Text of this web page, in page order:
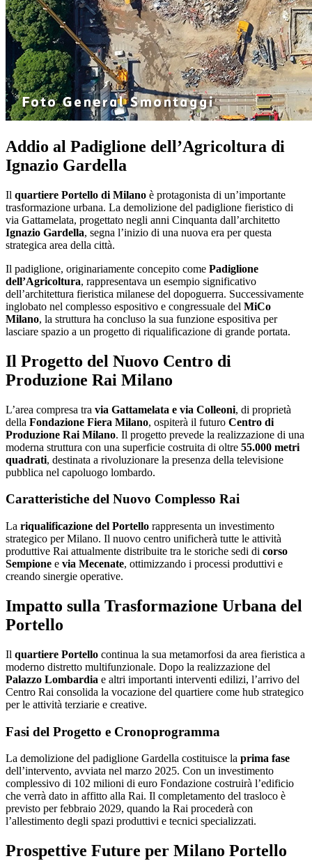
Addio al Padiglione dell’Agricoltura di
Ignazio Gardella
Il quartiere Portello di Milano è protagonista di un’importante
trasformazione urbana. La demolizione del padiglione fieristico di
via Gattamelata, progettato negli anni Cinquanta dall’architetto
Ignazio Gardella, segna l’inizio di una nuova era per questa
strategica area della città.
Il padiglione, originariamente concepito come Padiglione
dell’Agricoltura, rappresentava un esempio significativo
dell’architettura fieristica milanese del dopoguerra. Successivamente
inglobato nel complesso espositivo e congressuale del MiCo
Milano, la struttura ha concluso la sua funzione espositiva per
lasciare spazio a un progetto di riqualificazione di grande portata.
Il Progetto del Nuovo Centro di
Produzione Rai Milano
L’area compresa tra via Gattamelata e via Colleoni, di proprietà
della Fondazione Fiera Milano, ospiterà il futuro Centro di
Produzione Rai Milano. Il progetto prevede la realizzazione di una
moderna struttura con una superficie costruita di oltre 55.000 metri
quadrati, destinata a rivoluzionare la presenza della televisione
pubblica nel capoluogo lombardo.
Caratteristiche del Nuovo Complesso Rai
La riqualificazione del Portello rappresenta un investimento
strategico per Milano. Il nuovo centro unificherà tutte le attività
produttive Rai attualmente distribuite tra le storiche sedi di corso
Sempione e via Mecenate, ottimizzando i processi produttivi e
creando sinergie operative.
Impatto sulla Trasformazione Urbana del
Portello
Il quartiere Portello continua la sua metamorfosi da area fieristica a
moderno distretto multifunzionale. Dopo la realizzazione del
Palazzo Lombardia e altri importanti interventi edilizi, l’arrivo del
Centro Rai consolida la vocazione del quartiere come hub strategico
per le attività terziarie e creative.
Fasi del Progetto e Cronoprogramma
La demolizione del padiglione Gardella costituisce la prima fase
dell’intervento, avviata nel marzo 2025. Con un investimento
complessivo di 102 milioni di euro Fondazione costruirà l’edificio
che verrà dato in affitto alla Rai. Il completamento del trasloco è
previsto per febbraio 2029, quando la Rai procederà con
l’allestimento degli spazi produttivi e tecnici specializzati.
Prospettive Future per Milano Portello